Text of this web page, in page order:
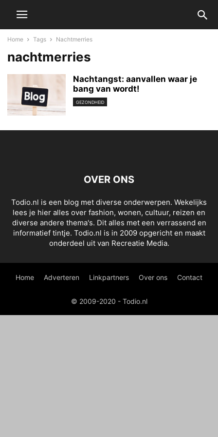
Home Tags Nachtmerries
nachtmerries
Nachtangst: aanvallen waar je
bang van wordt!
GEZONDHEID
OVER ONS
Todio.nl is een blog met diverse onderwerpen. Wekelijks
lees je hier alles over fashion, wonen, cultuur, reizen en
diverse andere thema's. Dit alles met een verrassend en
informatief tintje. Todio.nl is in 2009 opgericht en maakt
onderdeel uit van Recreatie Media.
Home Adverteren Linkpartners Over ons Contact
© 2009-2020 - Todio.nl